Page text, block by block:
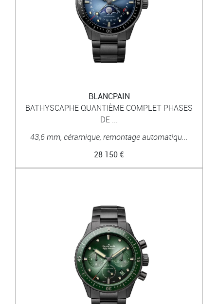
BLANCPAIN
BATHYSCAPHE QUANTIÈME COMPLET PHASES
DE ...
43,6 mm, céramique, remontage automatiqu...
28 150 €